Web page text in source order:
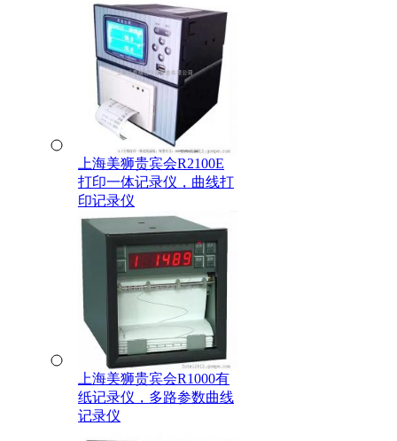
上海美狮贵宾会R2100E
打印一体记录仪，曲线打
印记录仪
上海美狮贵宾会R1000有
纸记录仪，多路参数曲线
记录仪